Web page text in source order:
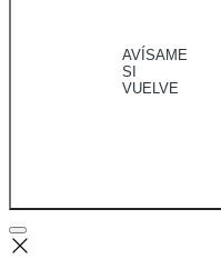
AVÍSAME
SI
VUELVE